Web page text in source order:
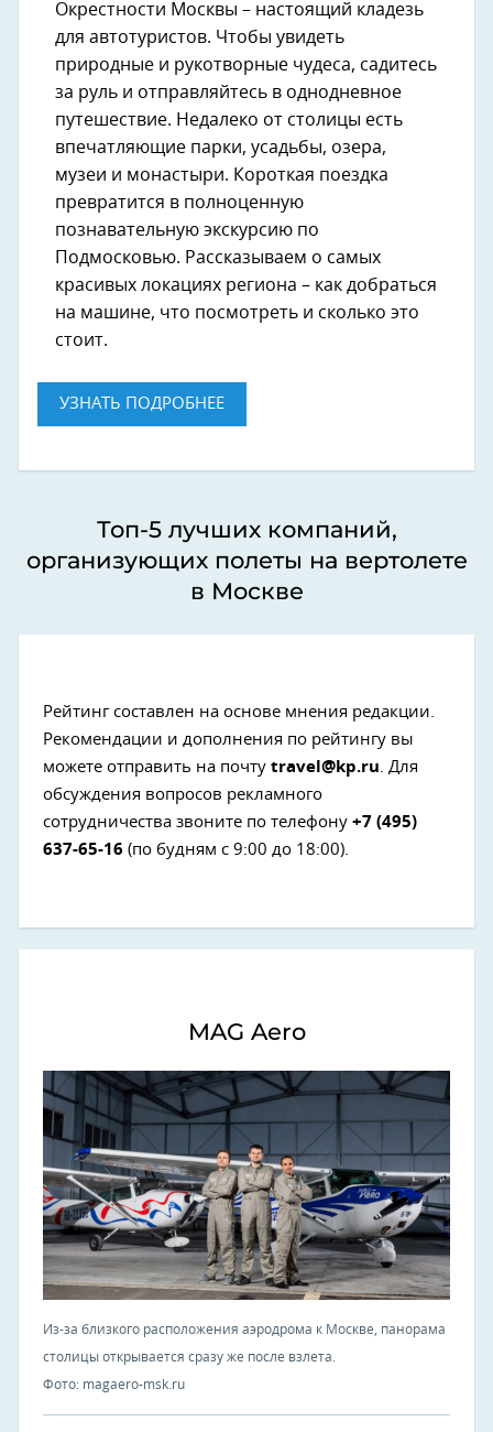
Окрестности Москвы – настоящий кладезь
для автотуристов. Чтобы увидеть
природные и рукотворные чудеса, садитесь
за руль и отправляйтесь в однодневное
путешествие. Недалеко от столицы есть
впечатляющие парки, усадьбы, озера,
музеи и монастыри. Короткая поездка
превратится в полноценную
познавательную экскурсию по
Подмосковью. Рассказываем о самых
красивых локациях региона – как добраться
на машине, что посмотреть и сколько это
стоит.
УЗНАТЬ ПОДРОБНЕЕ
Топ-5 лучших компаний,
организующих полеты на вертолете
в Москве
Рейтинг составлен на основе мнения редакции.
Рекомендации и дополнения по рейтингу вы
можете отправить на почту travel@kp.ru. Для
обсуждения вопросов рекламного
сотрудничества звоните по телефону +7 (495)
637-65-16 (по будням с 9:00 до 18:00).
MAG Aero
Из-за близкого расположения аэродрома к Москве, панорама
столицы открывается сразу же после взлета.
Фото: magaero-msk.ru